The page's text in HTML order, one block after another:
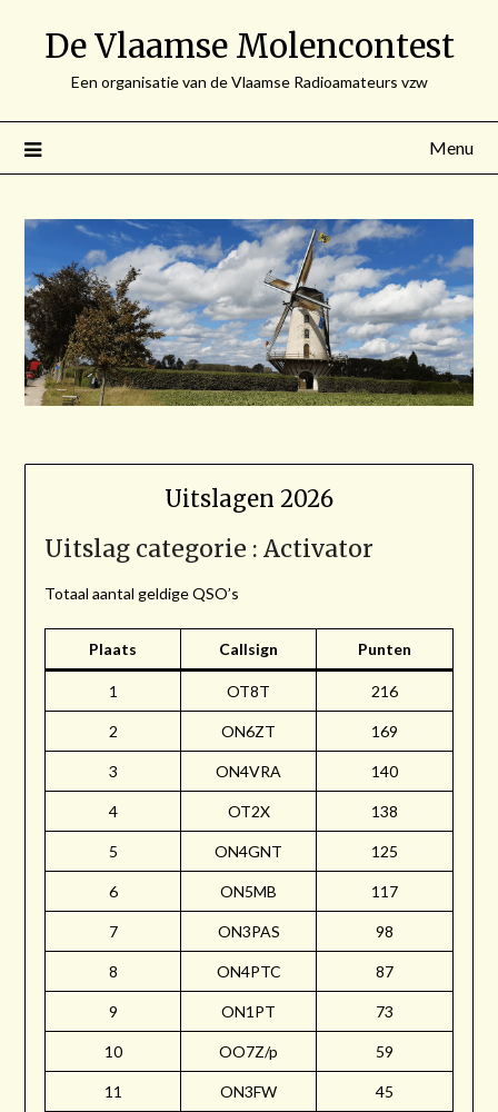
De Vlaamse Molencontest
Een organisatie van de Vlaamse Radioamateurs vzw
Menu
Uitslagen 2026
Uitslag categorie : Activator
Totaal aantal geldige QSO’s
Plaats Callsign Punten
1 OT8T 216
2 ON6ZT 169
3 ON4VRA 140
4 OT2X 138
5 ON4GNT 125
6 ON5MB 117
7 ON3PAS 98
8 ON4PTC 87
9 ON1PT 73
10 OO7Z/p 59
11 ON3FW 45